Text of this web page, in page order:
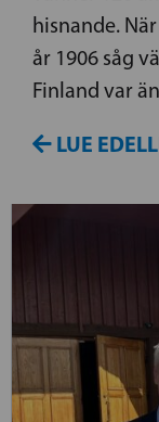
hisnande.
år 1906 såg
Finland var
LUE